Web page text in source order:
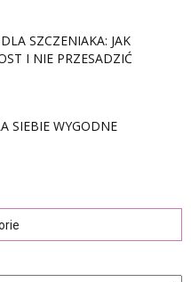
SZCZENIAKA: JAK
I NIE PRZESADZIĆ
SIEBIE WYGODNE